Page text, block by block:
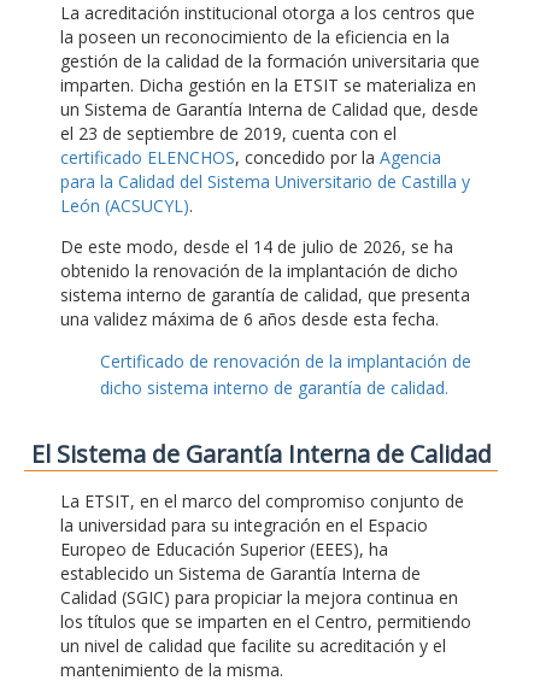
La acreditación institucional otorga a los centros que
la poseen un reconocimiento de la eficiencia en la
gestión de la calidad de la formación universitaria que
imparten. Dicha gestión en la ETSIT se materializa en
un Sistema de Garantía Interna de Calidad que, desde
el 23 de septiembre de 2019, cuenta con el
certificado ELENCHOS, concedido por la Agencia
para la Calidad del Sistema Universitario de Castilla y
León (ACSUCYL).
De este modo, desde el 14 de julio de 2026, se ha
obtenido la renovación de la implantación de dicho
sistema interno de garantía de calidad, que presenta
una validez máxima de 6 años desde esta fecha.
Certificado de renovación de la implantación de
dicho sistema interno de garantía de calidad.
El Sistema de Garantía Interna de Calidad
La ETSIT, en el marco del compromiso conjunto de
la universidad para su integración en el Espacio
Europeo de Educación Superior (EEES), ha
establecido un Sistema de Garantía Interna de
Calidad (SGIC) para propiciar la mejora continua en
los títulos que se imparten en el Centro, permitiendo
un nivel de calidad que facilite su acreditación y el
mantenimiento de la misma.